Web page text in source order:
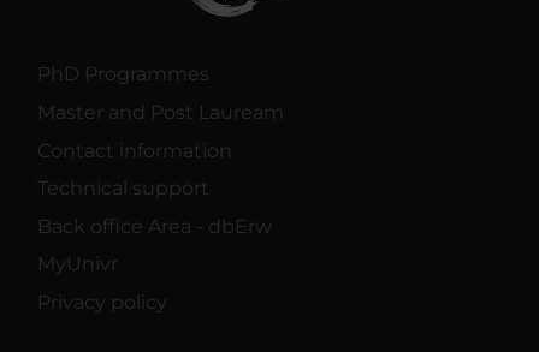
PhD Programmes
Master and Post Lauream
Contact information
Technical support
Back office Area - dbErw
MyUnivr
Privacy policy